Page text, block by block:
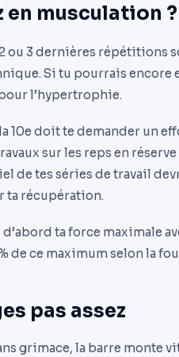
en musculation ?
ou 3 dernières répétitions
Si tu pourrais encore
l’hypertrophie.
10e doit te demander un
sur les reps en
de tes séries de travail
ta récupération.
ta force maximale
de ce maximum selon la
pas assez
grimace, la barre monte